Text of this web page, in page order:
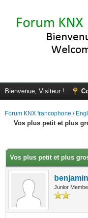
Bienvenue, Visiteur !
Forum KNX francophone /
Vos plus petit et plus
Vos plus petit et plus
Junior